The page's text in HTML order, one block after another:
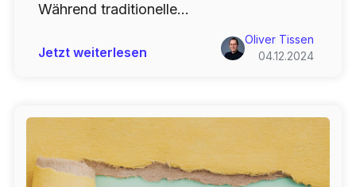
Oliver Tissen
04.12.2024
Während traditionelle...
Jetzt weiterlesen